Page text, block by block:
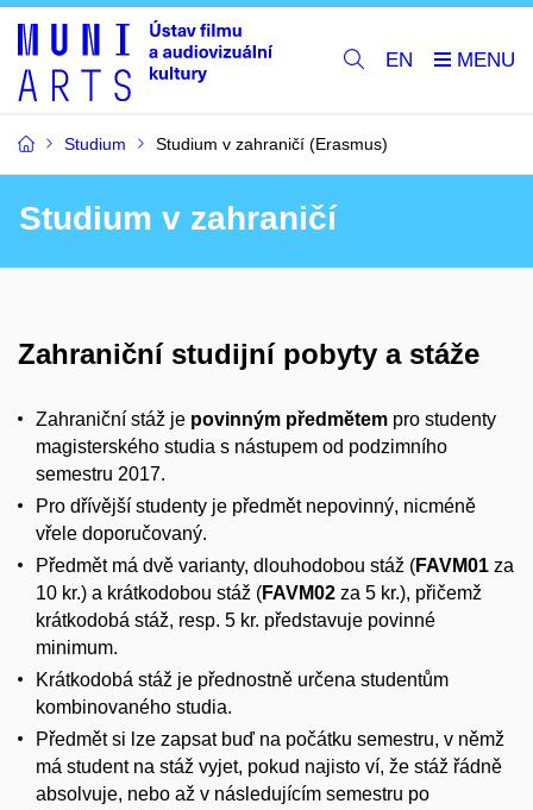
EN
Studium Studium v zahraničí (Erasmus)
Studium v zahraničí
Zahraniční studijní pobyty a stáže
Zahraniční stáž je povinným předmětem pro studenty
magisterského studia s nástupem od podzimního
semestru 2017.
Pro dřívější studenty je předmět nepovinný, nicméně
vřele doporučovaný.
Předmět má dvě varianty, dlouhodobou stáž (FAVM01 za
10 kr.) a krátkodobou stáž (FAVM02 za 5 kr.), přičemž
krátkodobá stáž, resp. 5 kr. představuje povinné
minimum.
Krátkodobá stáž je přednostně určena studentům
kombinovaného studia.
Předmět si lze zapsat buď na počátku semestru, v němž
má student na stáž vyjet, pokud najisto ví, že stáž řádně
absolvuje, nebo až v následujícím semestru po